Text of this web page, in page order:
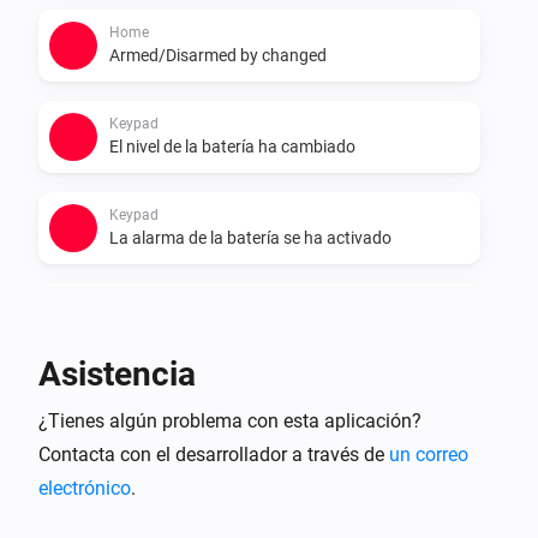
Home
Armed/Disarmed by changed
Keypad
El nivel de la batería ha cambiado
Keypad
La alarma de la batería se ha activado
Cerrado
Smart Lock
Asistencia
¿Tienes algún problema con esta aplicación?
Contacta con el desarrollador a través de un correo
electrónico.